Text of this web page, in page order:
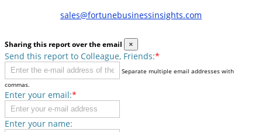
sales@fortunebusinessinsights.com
Sharing this report over the email ×
Send this report to Colleague, Friends:*
Separate multiple email addresses with
commas.
Enter your email:*
Enter your name: